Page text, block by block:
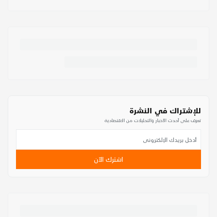
للإشتراك في النشرة
تعرف على أحدث الأخبار والتحليلات من الاقتصادية
اشترك الآن